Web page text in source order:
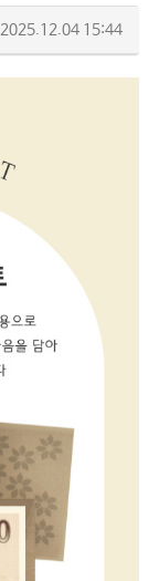
2025.12.04 15:44